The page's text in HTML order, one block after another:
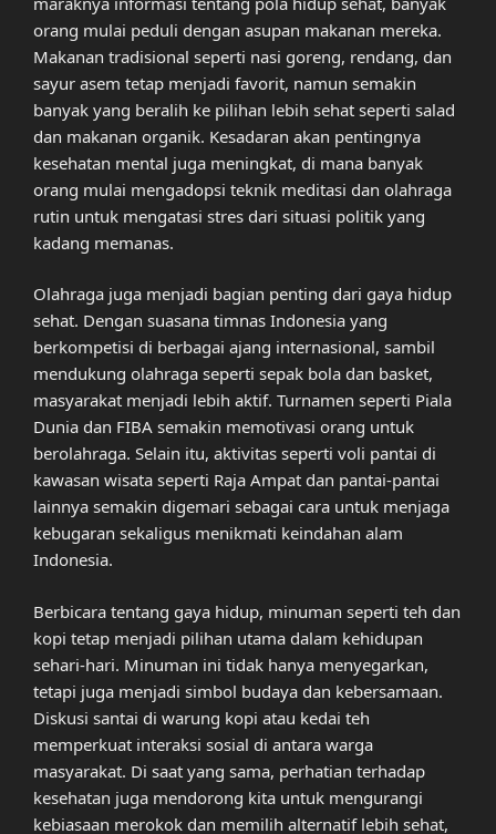
orang mulai peduli dengan asupan makanan mereka.
Makanan tradisional seperti nasi goreng, rendang, dan
sayur asem tetap menjadi favorit, namun semakin
banyak yang beralih ke pilihan lebih sehat seperti salad
dan makanan organik. Kesadaran akan pentingnya
kesehatan mental juga meningkat, di mana banyak
orang mulai mengadopsi teknik meditasi dan olahraga
rutin untuk mengatasi stres dari situasi politik yang
kadang memanas.
Olahraga juga menjadi bagian penting dari gaya hidup
sehat. Dengan suasana timnas Indonesia yang
berkompetisi di berbagai ajang internasional, sambil
mendukung olahraga seperti sepak bola dan basket,
masyarakat menjadi lebih aktif. Turnamen seperti Piala
Dunia dan FIBA semakin memotivasi orang untuk
berolahraga. Selain itu, aktivitas seperti voli pantai di
kawasan wisata seperti Raja Ampat dan pantai-pantai
lainnya semakin digemari sebagai cara untuk menjaga
kebugaran sekaligus menikmati keindahan alam
Indonesia.
Berbicara tentang gaya hidup, minuman seperti teh dan
kopi tetap menjadi pilihan utama dalam kehidupan
sehari-hari. Minuman ini tidak hanya menyegarkan,
tetapi juga menjadi simbol budaya dan kebersamaan.
Diskusi santai di warung kopi atau kedai teh
memperkuat interaksi sosial di antara warga
masyarakat. Di saat yang sama, perhatian terhadap
kesehatan juga mendorong kita untuk mengurangi
kebiasaan merokok dan memilih alternatif lebih sehat,